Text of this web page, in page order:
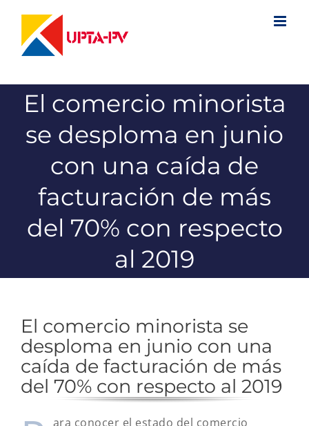
contenido
El comercio minorista
se desploma en junio
con una caída de
facturación de más
del 70% con respecto
al 2019
El comercio minorista se
desploma en junio con una
caída de facturación de más
del 70% con respecto al 2019
ara conocer el estado del comercio